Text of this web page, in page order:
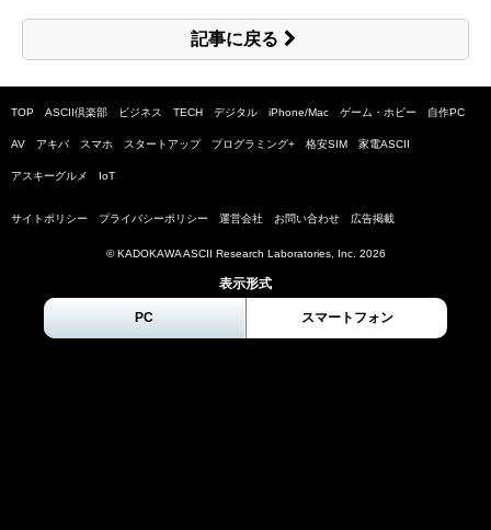
記事に戻る
TOP ASCII倶楽部 ビジネス TECH デジタル iPhone/Mac ゲーム・ホビー 自作PC
AV アキバ スマホ スタートアップ プログラミング+ 格安SIM 家電ASCII
アスキーグルメ IoT
サイトポリシー プライバシーポリシー 運営会社 お問い合わせ 広告掲載
© KADOKAWA ASCII Research Laboratories, Inc. 2026
表示形式
PC スマートフォン